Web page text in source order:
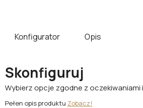
Konfigurator Opis
Skonfiguruj
Wybierz opcje zgodne z
Pełen opis produktu Zobacz!